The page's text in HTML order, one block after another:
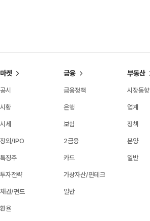
마켓
공시
시황
시세
장외/IPO
특징주
투자전략
채권/펀드
환율
금융
금융정책
은행
보험
2금융
카드
가상자산/핀테크
일반
부동산
시장동향
업계
정책
분양
일반